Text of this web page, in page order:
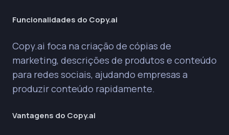
Funcionalidades do Copy.ai
Copy.ai foca na criação de cópias de
marketing, descrições de produtos e conteúdo
para redes sociais, ajudando empresas a
produzir conteúdo rapidamente.
Vantagens do Copy.ai